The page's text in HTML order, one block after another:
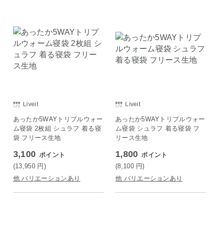
Liveit
あったか5WAYトリプルウォー
ム寝袋 2枚組 シュラフ 着る寝
袋 フリース生地
3,100 ポイント
(13,950 円 )
他 バリエーションあり
Liveit
あったか5WAYトリプルウォー
ム寝袋 シュラフ 着る寝袋 フ
リース生地
1,800 ポイント
(8,100 円)
他 バリエーションあり